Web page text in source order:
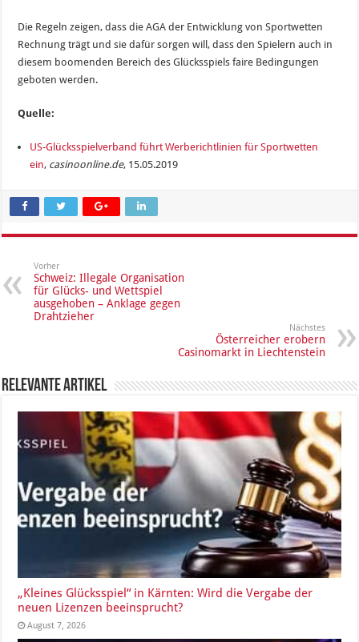
Die Regeln zeigen, dass die AGA der Entwicklung von Sportwetten
Rechnung trägt und sie dafür sorgen will, dass den Spielern auch in
diesem boomenden Bereich des Glücksspiels faire Bedingungen
geboten werden.
Quelle:
US-Glücksspielverband führt Werberichtlinien für Sportwetten
ein, casinoonline.de, 15.05.2019
Vorher
Schweiz: Illegale Organisation
für Glücks- und Wettspiel
ausgehoben – Anklage gegen
Drahtzieher
Nächstes
Österreicher erobern
Casinomarkt in Liechtenstein
Relevante Artikel
„Kleines Glücksspiel“ in Kärnten: Wird die Vergabe der
neuen Lizenzen beeinsprucht?
August 7, 2026